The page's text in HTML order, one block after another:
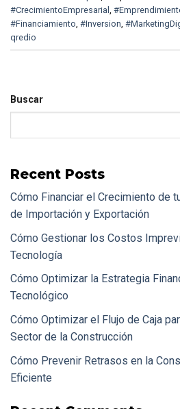
#CrecimientoEmpresarial
#Financiamiento #Inversion
qredio
Buscar
Recent Posts
Cómo Financiar el Crecimiento de
de Importación y Exportación
Cómo Gestionar los Costos
Tecnología
Cómo Optimizar la Estrategia
Tecnológico
Cómo Optimizar el Flujo de Caja
Sector de la Construcción
Cómo Prevenir Retrasos en la
Eficiente